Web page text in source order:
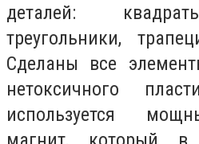
деталей:
треугольники,
Сделаны все
нетоксичного
используется